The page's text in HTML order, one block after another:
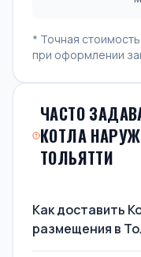
* Точная
при оформлении
ЧАСТО
КОТЛА
ТОЛЬЯТТИ
Как доставить
размещения в